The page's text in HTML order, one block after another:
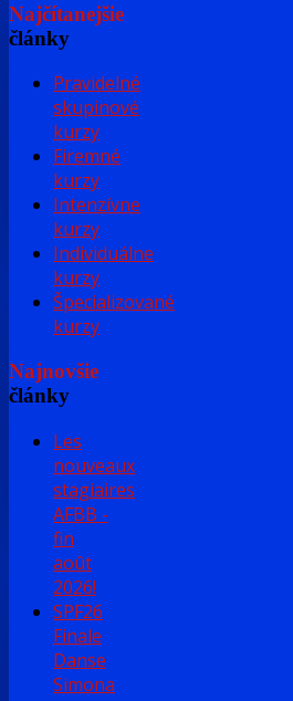
Najčítanejšie
články
Pravidelné
skupinové
kurzy
Firemné
kurzy
Intenzívne
kurzy
Individuálne
kurzy
Špecializované
kurzy
Najnovšie
články
Les
nouveaux
stagiaires
AFBB -
fin
août
2026!
SPF26
Finale
Danse
Simona